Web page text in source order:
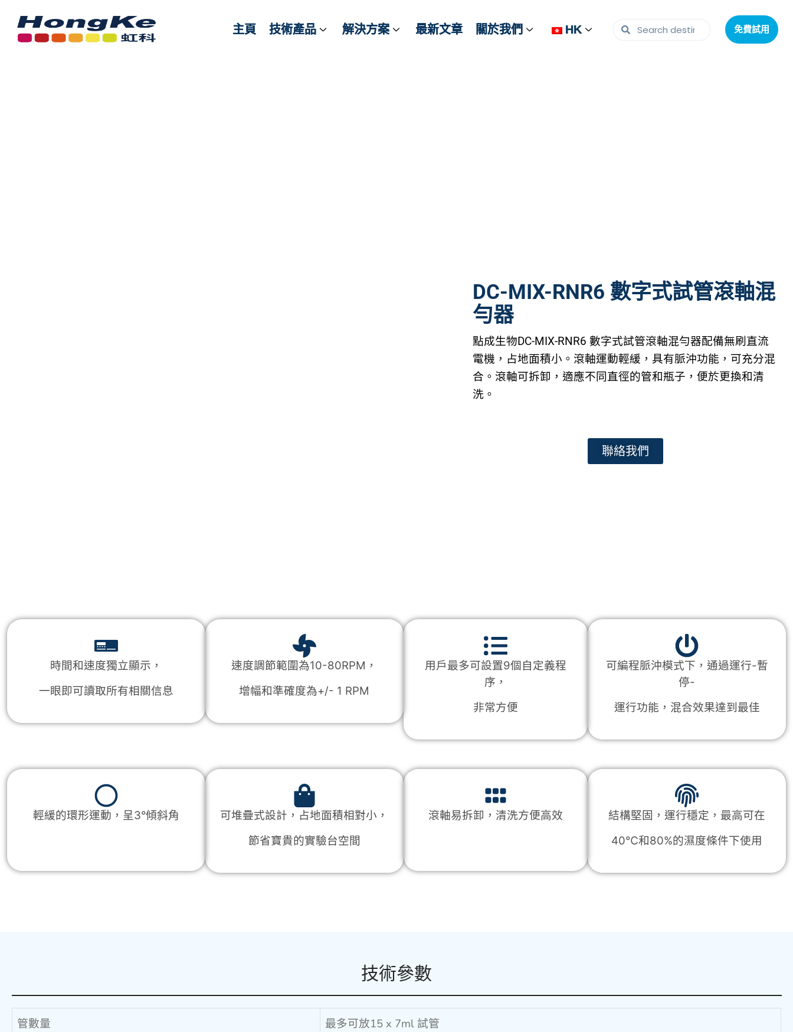
主頁 技術產品 解決方案 最新文章 關於我們 HK 免費試用
主頁 技術產品 解決方案 最新文章 關於我們 HK 免費試用
DC-MIX-RNR6 數字式試管滾軸混
勻器
點成生物DC-MIX-RNR6 數字式試管滾軸混勻器配備無刷直流
電機，占地面積小。滾軸運動輕緩，具有脈沖功能，可充分混
合。滾軸可拆卸，適應不同直徑的管和瓶子，便於更換和清
洗。
聯絡我們
時間和速度獨立顯示，
一眼即可讀取所有相關信息
速度調節範圍為10-80RPM，
增幅和準確度為+/- 1 RPM
用戶最多可設置9個自定義程
序，
非常方便
可編程脈沖模式下，通過運行-暫
停-
運行功能，混合效果達到最佳
輕緩的環形運動，呈3°傾斜角
可堆疊式設計，占地面積相對小，
節省寶貴的實驗台空間
滾軸易拆卸，清洗方便高效 結構堅固，運行穩定， 最高可在
40℃和80%的濕度條件下使用
技術參數
管數量 最多可放15 x 7ml 試管